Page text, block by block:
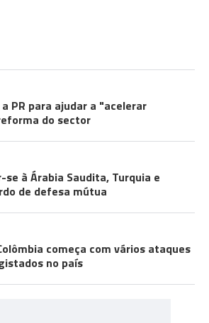
PR para ajudar a "acelerar
do sector
à Árabia Saudita, Turquia e
de defesa mútua
começa com vários ataques
no país